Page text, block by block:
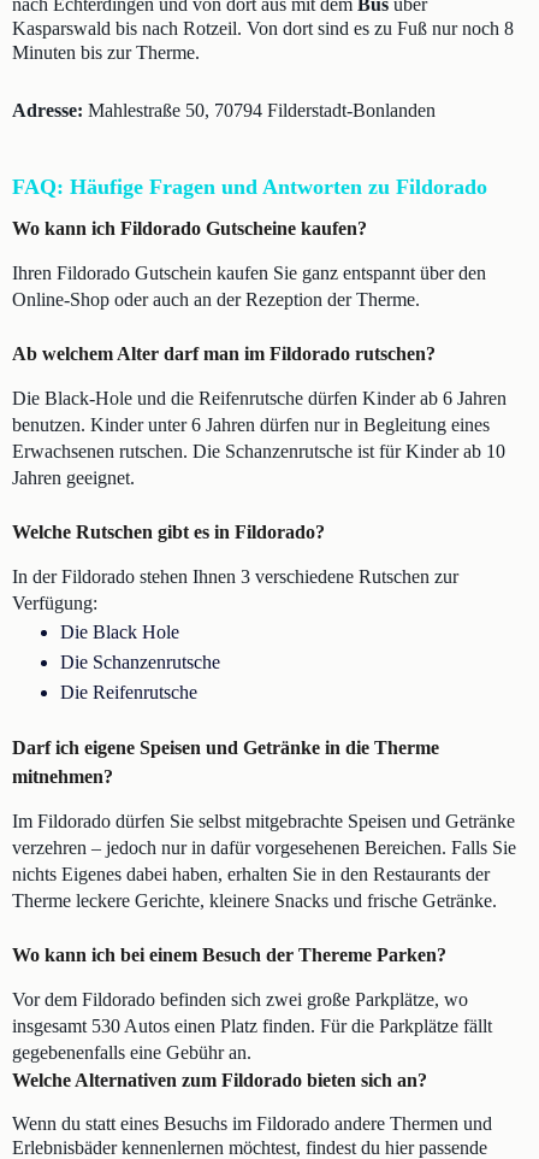
nach Echterdingen und von dort aus mit dem Bus über
Kasparswald bis nach Rotzeil. Von dort sind es zu Fuß nur noch 8
Minuten bis zur Therme.
Adresse: Mahlestraße 50, 70794 Filderstadt-Bonlanden
FAQ: Häufige Fragen und Antworten zu Fildorado
Wo kann ich Fildorado Gutscheine kaufen?
Ihren Fildorado Gutschein kaufen Sie ganz entspannt über den
Online-Shop oder auch an der Rezeption der Therme.
Ab welchem Alter darf man im Fildorado rutschen?
Die Black-Hole und die Reifenrutsche dürfen Kinder ab 6 Jahren
benutzen. Kinder unter 6 Jahren dürfen nur in Begleitung eines
Erwachsenen rutschen. Die Schanzenrutsche ist für Kinder ab 10
Jahren geeignet.
Welche Rutschen gibt es in Fildorado?
In der Fildorado stehen Ihnen 3 verschiedene Rutschen zur
Verfügung:
Die Black Hole
Die Schanzenrutsche
Die Reifenrutsche
Darf ich eigene Speisen und Getränke in die Therme
mitnehmen?
Im Fildorado dürfen Sie selbst mitgebrachte Speisen und Getränke
verzehren – jedoch nur in dafür vorgesehenen Bereichen. Falls Sie
nichts Eigenes dabei haben, erhalten Sie in den Restaurants der
Therme leckere Gerichte, kleinere Snacks und frische Getränke.
Wo kann ich bei einem Besuch der Thereme Parken?
Vor dem Fildorado befinden sich zwei große Parkplätze, wo
insgesamt 530 Autos einen Platz finden. Für die Parkplätze fällt
gegebenenfalls eine Gebühr an.
Welche Alternativen zum Fildorado bieten sich an?
Wenn du statt eines Besuchs im Fildorado andere Thermen und
Erlebnisbäder kennenlernen möchtest, findest du hier passende